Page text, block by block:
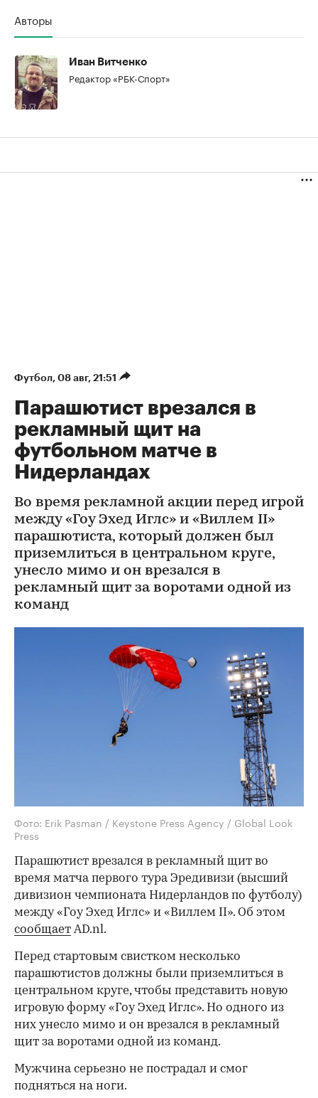
Авторы
Иван Витченко
Редактор «РБК-Спорт»
Футбол⁠, 08 авг, 21:51
Парашютист врезался в
рекламный щит на
футбольном матче в
Нидерландах
Во время рекламной акции перед игрой
между «Гоу Эхед Иглс» и «Виллем II»
парашютиста, который должен был
приземлиться в центральном круге,
унесло мимо и он врезался в
рекламный щит за воротами одной из
команд
Фото: Erik Pasman / Keystone Press Agency / Global Look
Press
Парашютист врезался в рекламный щит во
время матча первого тура Эредивизи (высший
дивизион чемпионата Нидерландов по футболу)
между «Гоу Эхед Иглс» и «Виллем II». Об этом
сообщает AD.nl.
Перед стартовым свистком несколько
парашютистов должны были приземлиться в
центральном круге, чтобы представить новую
игровую форму «Гоу Эхед Иглс». Но одного из
них унесло мимо и он врезался в рекламный
щит за воротами одной из команд.
Мужчина серьезно не пострадал и смог
подняться на ноги.